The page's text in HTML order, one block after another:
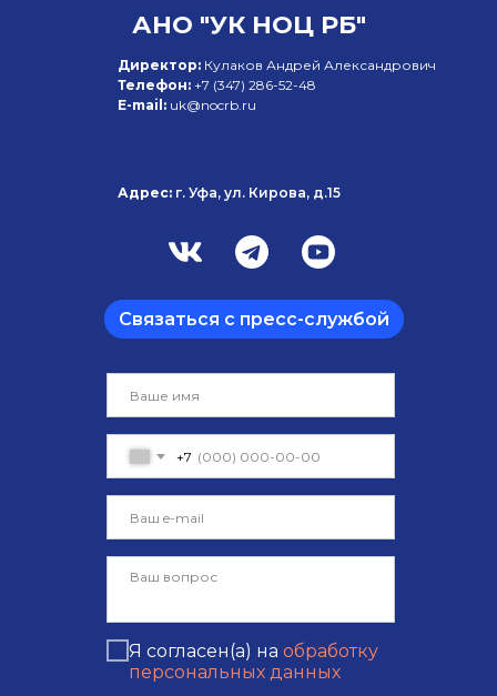
+7
Я согласен(а) на обработку
персональных данных
АНО "УК НОЦ РБ"
Директор: Кулаков Андрей Александрович
Телефон: +7 (347) 286-52-48
E-mail: uk@nocrb.ru
Адрес: г. Уфа, ул. Кирова, д.15
Связаться с пресс-службой